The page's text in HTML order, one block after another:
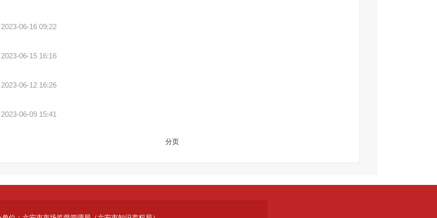
2023-06-16 09:22
2023-06-15 16:16
2023-06-12 16:26
2023-06-09 15:41
分页